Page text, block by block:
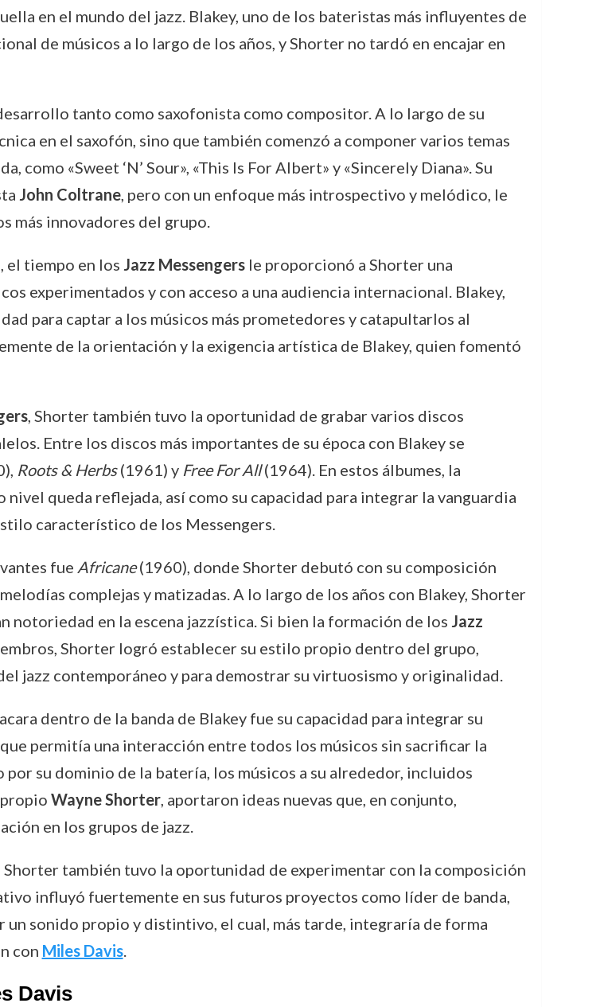
en el mundo del jazz. Blakey, uno de los bateristas más influyentes de
de músicos a lo largo de los años, y Shorter no tardó en encajar en
tanto como saxofonista como compositor. A lo largo de su
en el saxofón, sino que también comenzó a componer varios temas
«Sweet ‘N’ Sour», «This Is For Albert» y «Sincerely Diana». Su
John Coltrane, pero con un enfoque más introspectivo y melódico, le
más innovadores del grupo.
el tiempo en los Jazz Messengersle proporcionó a Shorter una
experimentados y con acceso a una audiencia internacional. Blakey,
para captar a los músicos más prometedores y catapultarlos al
de la orientación y la exigencia artística de Blakey, quien fomentó
, Shorter también tuvo la oportunidad de grabar varios discos
Entre los discos más importantes de su época con Blakey se
Roots & Herbs(1961) y Free For All(1964). En estos álbumes, la
queda reflejada, así como su capacidad para integrar la vanguardia
característico de los Messengers.
fue Africane(1960), donde Shorter debutó con su composición
complejas y matizadas. A lo largo de los años con Blakey, Shorter
notoriedad en la escena jazzística. Si bien la formación de los Jazz
Shorter logró establecer su estilo propio dentro del grupo,
jazz contemporáneo y para demostrar su virtuosismo y originalidad.
dentro de la banda de Blakey fue su capacidad para integrar su
permitía una interacción entre todos los músicos sin sacrificar la
su dominio de la batería, los músicos a su alrededor, incluidos
Wayne Shorter, aportaron ideas nuevas que, en conjunto,
en los grupos de jazz.
Shorter también tuvo la oportunidad de experimentar con la composición
influyó fuertemente en sus futuros proyectos como líder de banda,
sonido propio y distintivo, el cual, más tarde, integraría de forma
con Miles Davis.
Davis